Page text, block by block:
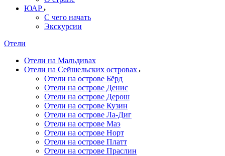
ЮАР
С чего начать
Экскурсии
Отели
Отели на Мальдивах
Отели на Сейшельских островах
Отели на острове Бёрд
Отели на острове Денис
Отели на острове Дерош
Отели на острове Кузин
Отели на острове Ла-Диг
Отели на острове Маэ
Отели на острове Норт
Отели на острове Платт
Отели на острове Праслин